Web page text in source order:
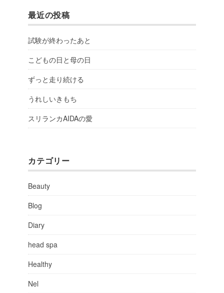
最近の投稿
試験が終わったあと
こどもの日と母の日
ずっと走り続ける
うれしいきもち
スリランカAIDAの愛
カテゴリー
Beauty
Blog
Diary
head spa
Healthy
Nel